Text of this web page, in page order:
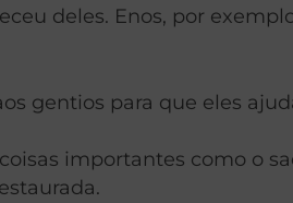
deles. Enos, por
gentios para que eles
importantes como o